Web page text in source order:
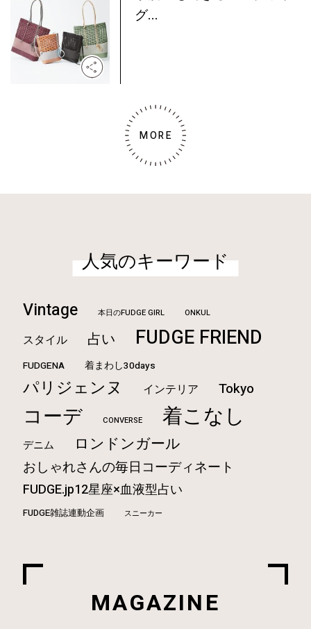
グ...
MORE
人気のキーワード
Vintage 本日のFUDGE GIRL ONKUL
スタイル 占い FUDGE FRIEND
FUDGENA 着まわし30days
パリジェンヌ インテリア Tokyo
コーデ CONVERSE 着こなし
デニム ロンドンガール
おしゃれさんの毎日コーディネート
FUDGE.jp12星座×血液型占い
FUDGE雑誌連動企画 スニーカー
MAGAZINE